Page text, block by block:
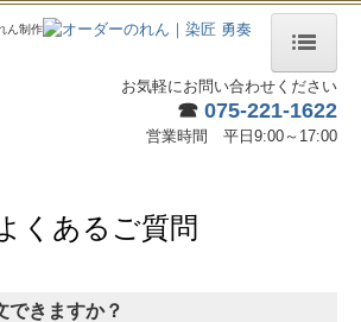
ん制作
お気軽にお問い合わせください
☎ 075-221-1622
営業時間 平日9:00～17:00
くあるご質問
できますか？